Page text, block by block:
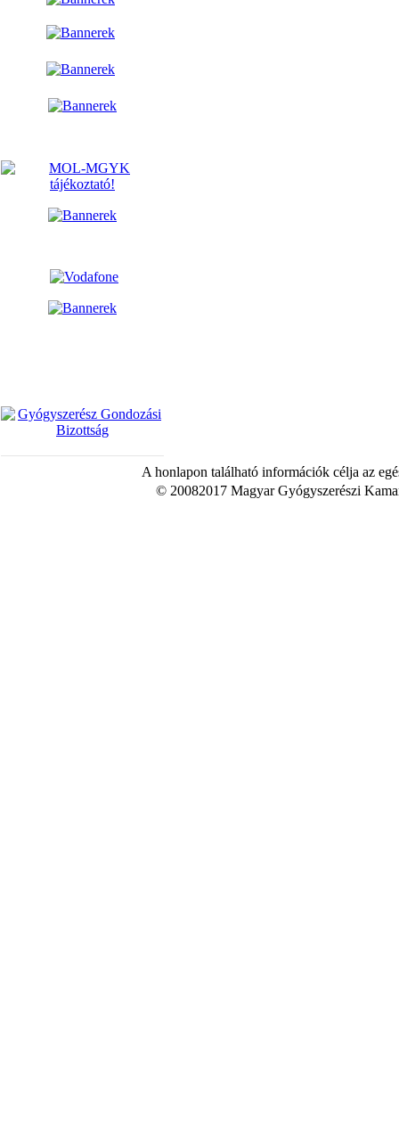
A honlapon található információk célja az
© 20082017 Magyar Gyógyszerészi